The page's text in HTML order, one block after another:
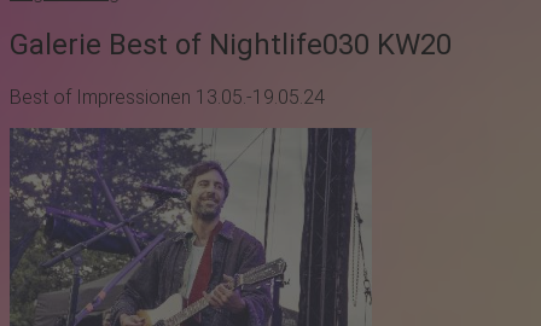
Galerie Best of Nightlife030 KW20
Best of Impressionen 13.05.-19.05.24